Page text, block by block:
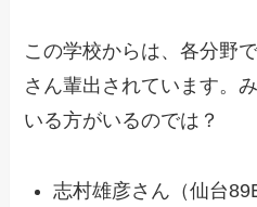
この学校からは、各分野
さん輩出されています。
いる方がいるのでは？
志村雄彦さん（仙台